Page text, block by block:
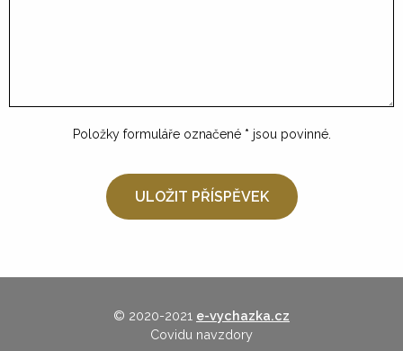
Položky formuláře označené * jsou povinné.
© 2020-2021 e-vychazka.cz
Covidu navzdory